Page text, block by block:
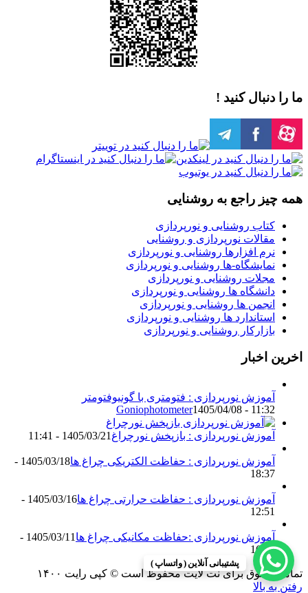
ما را دنبال کنید !
همه چیز راجع به روشنایی
کتاب روشنایی و نورپردازی
مقالات نورپردازی و روشنایی
نرم افزارها روشنایی و نورپردازی
نمایشگاه-ها روشنایی و نورپردازی
مجلات روشنایی و نورپردازی
دانشگاه ها روشنایی و نورپردازی
انجمن ها روشنایی و نورپردازی
استاندارد ها روشنایی و نورپردازی
بازارکار روشنایی و نورپردازی
اخرین اخبار
آموزش نورپردازی : فتومتری با گونیوفتومتر
Goniophotometer1405/04/08 - 11:32
آموزش نورپردازی : بازپخش نورچراغ 1405/03/21 - 11:41
آموزش نورپردازی : حفاظت الکتریکی چراغ ها
1405/03/18 -
18:37
آموزش نورپردازی : حفاظت حرارتی چراغ ها
1405/03/16 -
12:51
آموزش نورپردازی :حفاظت مکانیکی چراغ ها
1405/03/11 -
16:13
تمامی حقوق برای نت لایت محفوظ است © کپی رایت ۱۴۰۰
رفتن به بالا
پشتیبانی آنلاین ( واتساپ )